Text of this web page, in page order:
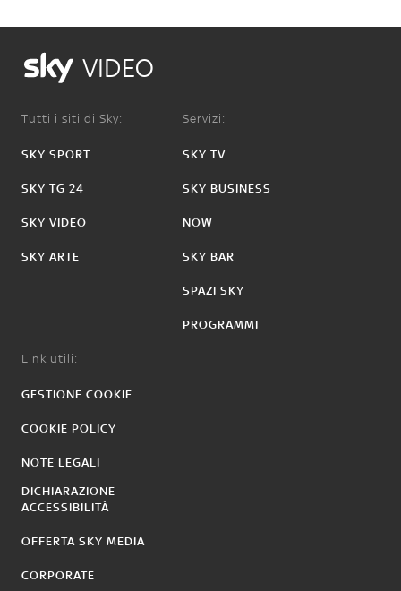
VIDEO
Tutti i siti di Sky:
SKY SPORT
SKY TG 24
SKY VIDEO
SKY ARTE
Servizi:
SKY TV
SKY BUSINESS
NOW
SKY BAR
SPAZI SKY
PROGRAMMI
Link utili:
GESTIONE COOKIE
COOKIE POLICY
NOTE LEGALI
DICHIARAZIONE
ACCESSIBILITÀ
OFFERTA SKY MEDIA
CORPORATE